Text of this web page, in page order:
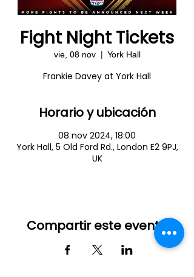
Fight Night Tickets
vie, 08 nov
  |
York Hall
Frankie Davey at York Hall
Horario y ubicación
08 nov 2024, 18:00
York Hall, 5 Old Ford Rd., London E2 9PJ,
UK
Compartir este evento